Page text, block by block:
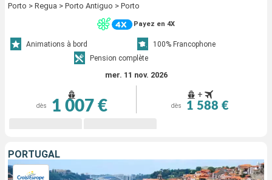
Porto > Regua > Porto Antiguo > Porto
Payez en 4X
Animations à bord
100% Francophone
Pension complète
mer. 11 nov. 2026
dès 1 007 €
+
dès 1 588 €
PORTUGAL